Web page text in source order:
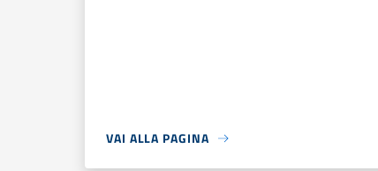
VAI ALLA PAGINA